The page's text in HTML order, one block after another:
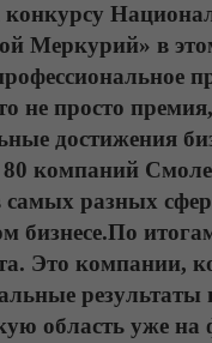
Меркурий» в
не просто
достижения
80 компаний
самых разных
бизнесе.По
Это компании,
область уже на